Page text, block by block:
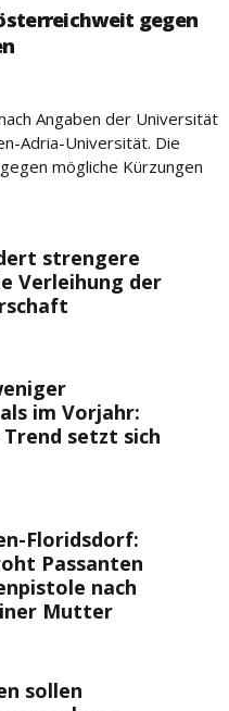
gegen
Angaben der Universität
Adria-Universität. Die
mögliche Kürzungen
strengere
Verleihung der
im Vorjahr:
setzt sich
Floridsdorf:
Passanten
nach
Mutter
sollen